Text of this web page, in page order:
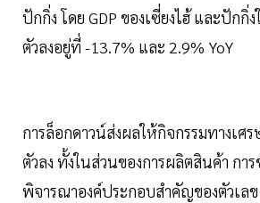
ปักกิ่ง โดย GDP ของเซี่ยงไฮ้ และปักกิ่
ตัวลงอยู่ที่ -13.7% และ 2.9% YoY
การล็อกดาวน์ส่งผลให้กิจกรรมทางเศ
ตัวลง ทั้งในส่วนของการผลิตสินค้า การ
พิจารณาองค์ประกอบสำคัญของตัวเลข